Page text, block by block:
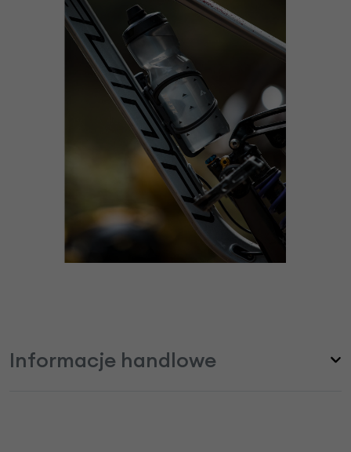
Informacje handlowe